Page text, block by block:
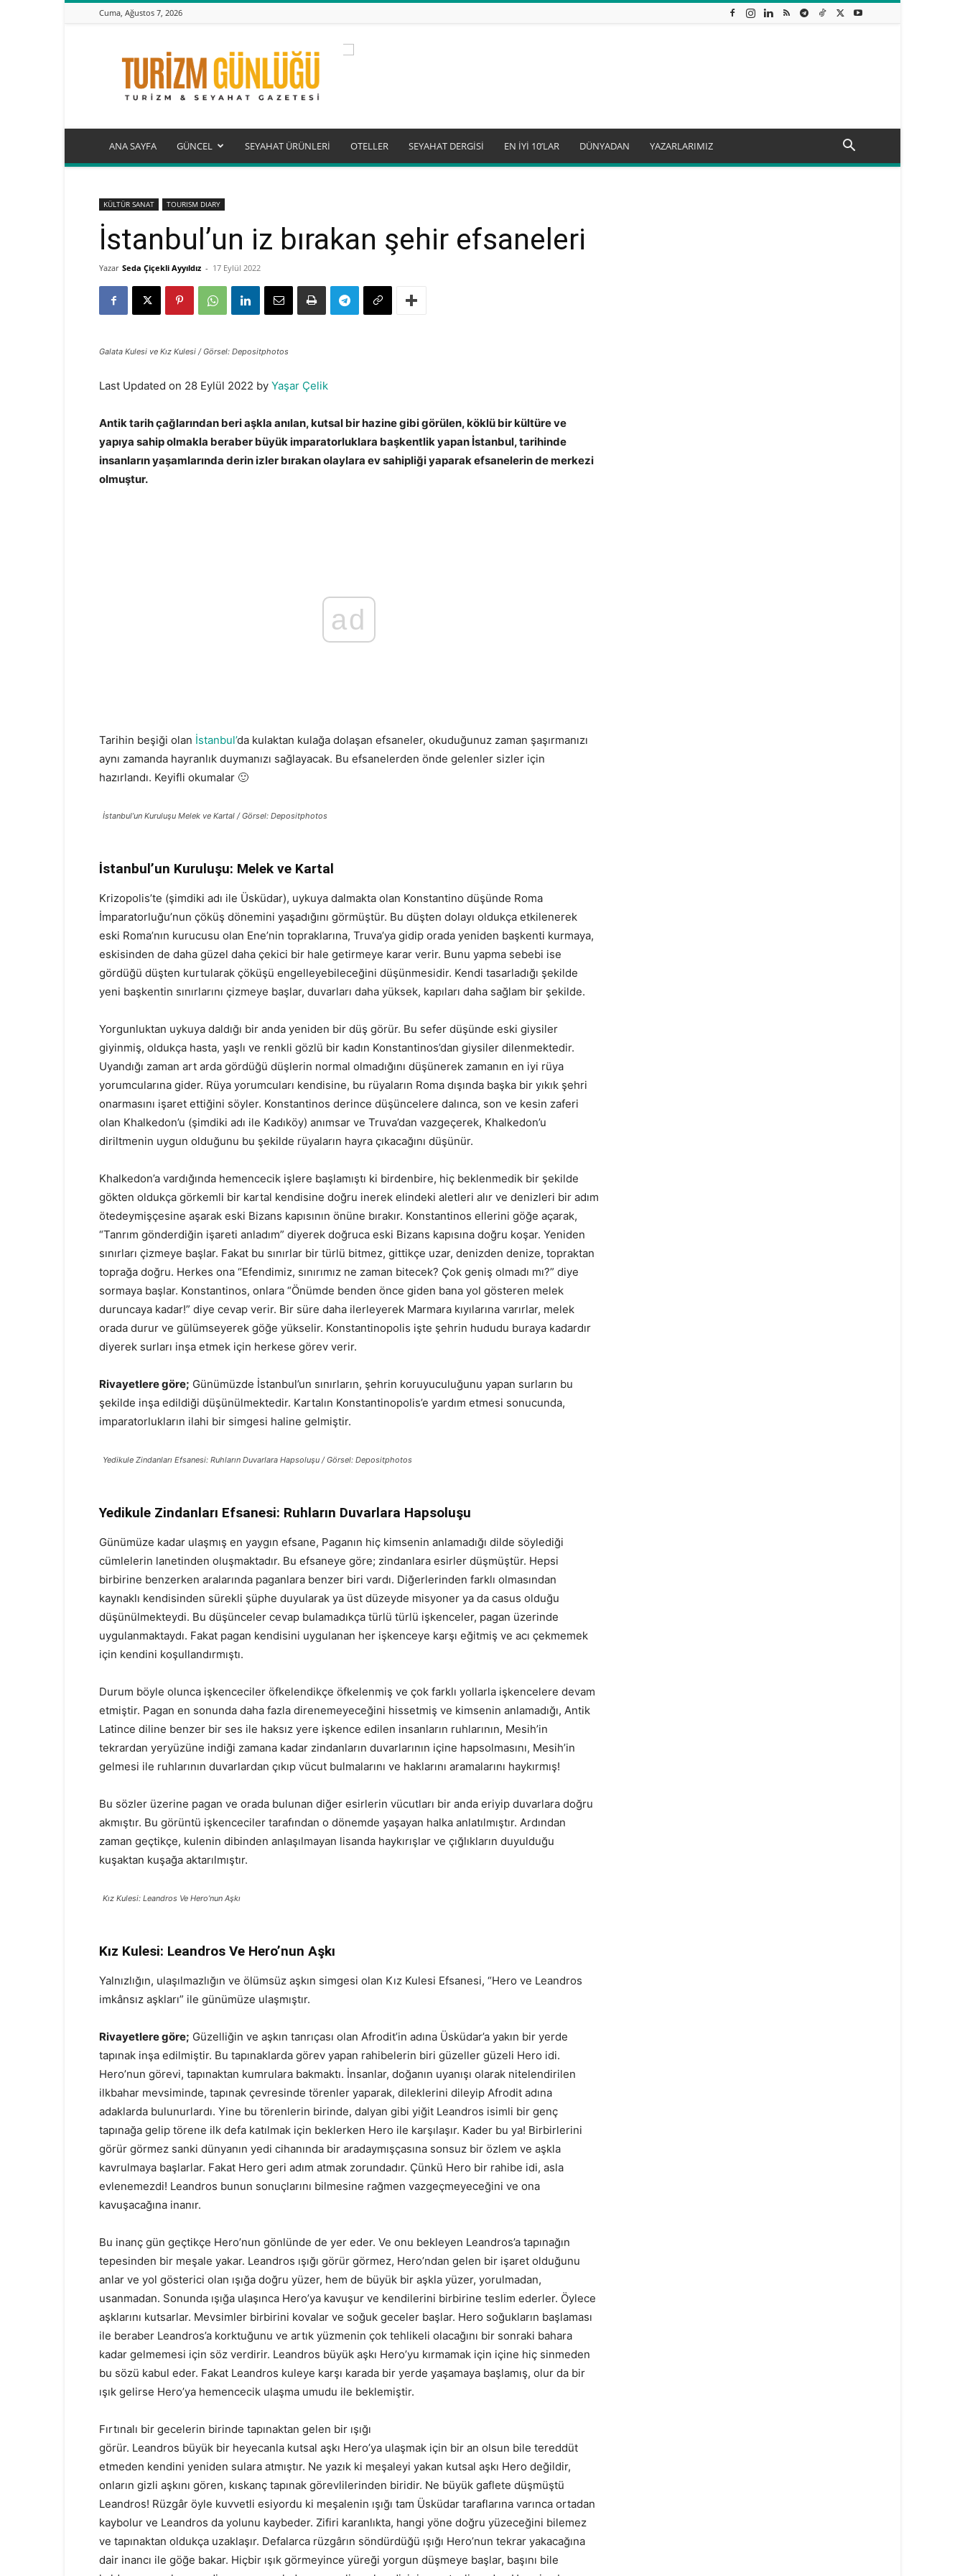
Cuma, Ağustos 7, 2026
Turizm
Günlüğü
ANA SAYFA GÜNCEL SEYAHAT ÜRÜNLERİ OTELLER SEYAHAT DERGİSİ EN İYİ 10’LAR DÜNYADAN YAZARLARIMIZ
KÜLTÜR SANAT TOURISM DIARY
İstanbul’un iz bırakan şehir efsaneleri
Yazar Seda Çiçekli Ayyıldız - 17 Eylül 2022
Galata Kulesi ve Kız Kulesi / Görsel: Depositphotos
Last Updated on 28 Eylül 2022 by Yaşar Çelik
Antik tarih çağlarından beri aşkla anılan, kutsal bir hazine gibi görülen, köklü bir kültüre ve
yapıya sahip olmakla beraber büyük imparatorluklara başkentlik yapan İstanbul, tarihinde
insanların yaşamlarında derin izler bırakan olaylara ev sahipliği yaparak efsanelerin de merkezi
olmuştur.
ad
Tarihin beşiği olan İstanbul’da kulaktan kulağa dolaşan efsaneler, okuduğunuz zaman şaşırmanızı
aynı zamanda hayranlık duymanızı sağlayacak. Bu efsanelerden önde gelenler sizler için
hazırlandı. Keyifli okumalar 🙂
İstanbul’un Kuruluşu Melek ve Kartal / Görsel: Depositphotos
İstanbul’un Kuruluşu: Melek ve Kartal
Krizopolis’te (şimdiki adı ile Üsküdar), uykuya dalmakta olan Konstantino düşünde Roma
İmparatorluğu’nun çöküş dönemini yaşadığını görmüştür. Bu düşten dolayı oldukça etkilenerek
eski Roma’nın kurucusu olan Ene’nin topraklarına, Truva’ya gidip orada yeniden başkenti kurmaya,
eskisinden de daha güzel daha çekici bir hale getirmeye karar verir. Bunu yapma sebebi ise
gördüğü düşten kurtularak çöküşü engelleyebileceğini düşünmesidir. Kendi tasarladığı şekilde
yeni başkentin sınırlarını çizmeye başlar, duvarları daha yüksek, kapıları daha sağlam bir şekilde.
Yorgunluktan uykuya daldığı bir anda yeniden bir düş görür. Bu sefer düşünde eski giysiler
giyinmiş, oldukça hasta, yaşlı ve renkli gözlü bir kadın Konstantinos’dan giysiler dilenmektedir.
Uyandığı zaman art arda gördüğü düşlerin normal olmadığını düşünerek zamanın en iyi rüya
yorumcularına gider. Rüya yorumcuları kendisine, bu rüyaların Roma dışında başka bir yıkık şehri
onarmasını işaret ettiğini söyler. Konstantinos derince düşüncelere dalınca, son ve kesin zaferi
olan Khalkedon’u (şimdiki adı ile Kadıköy) anımsar ve Truva’dan vazgeçerek, Khalkedon’u
diriltmenin uygun olduğunu bu şekilde rüyaların hayra çıkacağını düşünür.
Khalkedon’a vardığında hemencecik işlere başlamıştı ki birdenbire, hiç beklenmedik bir şekilde
gökten oldukça görkemli bir kartal kendisine doğru inerek elindeki aletleri alır ve denizleri bir adım
ötedeymişçesine aşarak eski Bizans kapısının önüne bırakır. Konstantinos ellerini göğe açarak,
“Tanrım gönderdiğin işareti anladım” diyerek doğruca eski Bizans kapısına doğru koşar. Yeniden
sınırları çizmeye başlar. Fakat bu sınırlar bir türlü bitmez, gittikçe uzar, denizden denize, topraktan
toprağa doğru. Herkes ona “Efendimiz, sınırımız ne zaman bitecek? Çok geniş olmadı mı?” diye
sormaya başlar. Konstantinos, onlara “Önümde benden önce giden bana yol gösteren melek
duruncaya kadar!” diye cevap verir. Bir süre daha ilerleyerek Marmara kıyılarına varırlar, melek
orada durur ve gülümseyerek göğe yükselir. Konstantinopolis işte şehrin hududu buraya kadardır
diyerek surları inşa etmek için herkese görev verir.
Rivayetlere göre; Günümüzde İstanbul’un sınırların, şehrin koruyuculuğunu yapan surların bu
şekilde inşa edildiği düşünülmektedir. Kartalın Konstantinopolis’e yardım etmesi sonucunda,
imparatorlukların ilahi bir simgesi haline gelmiştir.
Yedikule Zindanları Efsanesi: Ruhların Duvarlara Hapsoluşu / Görsel: Depositphotos
Yedikule Zindanları Efsanesi: Ruhların Duvarlara Hapsoluşu
Günümüze kadar ulaşmış en yaygın efsane, Paganın hiç kimsenin anlamadığı dilde söylediği
cümlelerin lanetinden oluşmaktadır. Bu efsaneye göre; zindanlara esirler düşmüştür. Hepsi
birbirine benzerken aralarında paganlara benzer biri vardı. Diğerlerinden farklı olmasından
kaynaklı kendisinden sürekli şüphe duyularak ya üst düzeyde misyoner ya da casus olduğu
düşünülmekteydi. Bu düşünceler cevap bulamadıkça türlü türlü işkenceler, pagan üzerinde
uygulanmaktaydı. Fakat pagan kendisini uygulanan her işkenceye karşı eğitmiş ve acı çekmemek
için kendini koşullandırmıştı.
Durum böyle olunca işkenceciler öfkelendikçe öfkelenmiş ve çok farklı yollarla işkencelere devam
etmiştir. Pagan en sonunda daha fazla direnemeyeceğini hissetmiş ve kimsenin anlamadığı, Antik
Latince diline benzer bir ses ile haksız yere işkence edilen insanların ruhlarının, Mesih’in
tekrardan yeryüzüne indiği zamana kadar zindanların duvarlarının içine hapsolmasını, Mesih’in
gelmesi ile ruhlarının duvarlardan çıkıp vücut bulmalarını ve haklarını aramalarını haykırmış!
Bu sözler üzerine pagan ve orada bulunan diğer esirlerin vücutları bir anda eriyip duvarlara doğru
akmıştır. Bu görüntü işkenceciler tarafından o dönemde yaşayan halka anlatılmıştır. Ardından
zaman geçtikçe, kulenin dibinden anlaşılmayan lisanda haykırışlar ve çığlıkların duyulduğu
kuşaktan kuşağa aktarılmıştır.
Kız Kulesi: Leandros Ve Hero’nun Aşkı
Kız Kulesi: Leandros Ve Hero’nun Aşkı
Yalnızlığın, ulaşılmazlığın ve ölümsüz aşkın simgesi olan Kız Kulesi Efsanesi, “Hero ve Leandros
imkânsız aşkları” ile günümüze ulaşmıştır.
Rivayetlere göre; Güzelliğin ve aşkın tanrıçası olan Afrodit’in adına Üsküdar’a yakın bir yerde
tapınak inşa edilmiştir. Bu tapınaklarda görev yapan rahibelerin biri güzeller güzeli Hero idi.
Hero’nun görevi, tapınaktan kumrulara bakmaktı. İnsanlar, doğanın uyanışı olarak nitelendirilen
ilkbahar mevsiminde, tapınak çevresinde törenler yaparak, dileklerini dileyip Afrodit adına
adaklarda bulunurlardı. Yine bu törenlerin birinde, dalyan gibi yiğit Leandros isimli bir genç
tapınağa gelip törene ilk defa katılmak için beklerken Hero ile karşılaşır. Kader bu ya! Birbirlerini
görür görmez sanki dünyanın yedi cihanında bir aradaymışçasına sonsuz bir özlem ve aşkla
kavrulmaya başlarlar. Fakat Hero geri adım atmak zorundadır. Çünkü Hero bir rahibe idi, asla
evlenemezdi! Leandros bunun sonuçlarını bilmesine rağmen vazgeçmeyeceğini ve ona
kavuşacağına inanır.
Bu inanç gün geçtikçe Hero’nun gönlünde de yer eder. Ve onu bekleyen Leandros’a tapınağın
tepesinden bir meşale yakar. Leandros ışığı görür görmez, Hero’ndan gelen bir işaret olduğunu
anlar ve yol gösterici olan ışığa doğru yüzer, hem de büyük bir aşkla yüzer, yorulmadan,
usanmadan. Sonunda ışığa ulaşınca Hero’ya kavuşur ve kendilerini birbirine teslim ederler. Öylece
aşklarını kutsarlar. Mevsimler birbirini kovalar ve soğuk geceler başlar. Hero soğukların başlaması
ile beraber Leandros’a korktuğunu ve artık yüzmenin çok tehlikeli olacağını bir sonraki bahara
kadar gelmemesi için söz verdirir. Leandros büyük aşkı Hero’yu kırmamak için içine hiç sinmeden
bu sözü kabul eder. Fakat Leandros kuleye karşı karada bir yerde yaşamaya başlamış, olur da bir
ışık gelirse Hero’ya hemencecik ulaşma umudu ile beklemiştir.
Fırtınalı bir gecelerin birinde tapınaktan gelen bir ışığı
görür. Leandros büyük bir heyecanla kutsal aşkı Hero’ya ulaşmak için bir an olsun bile tereddüt
etmeden kendini yeniden sulara atmıştır. Ne yazık ki meşaleyi yakan kutsal aşkı Hero değildir,
onların gizli aşkını gören, kıskanç tapınak görevlilerinden biridir. Ne büyük gaflete düşmüştü
Leandros! Rüzgâr öyle kuvvetli esiyordu ki meşalenin ışığı tam Üsküdar taraflarına varınca ortadan
kaybolur ve Leandros da yolunu kaybeder. Zifiri karanlıkta, hangi yöne doğru yüzeceğini bilemez
ve tapınaktan oldukça uzaklaşır. Defalarca rüzgârın söndürdüğü ışığı Hero’nun tekrar yakacağına
dair inancı ile göğe bakar. Hiçbir ışık görmeyince yüreği yorgun düşmeye başlar, başını bile